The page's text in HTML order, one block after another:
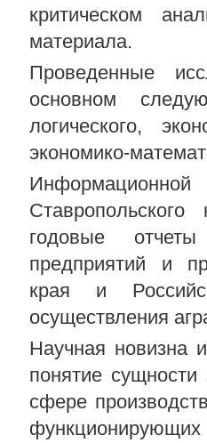
критическом
материала.
Проведенные
основном
логического,
экономико-
Ставропольского
годовые
предприятий и
края и
осуществления
Научная новизна
понятие
сфере